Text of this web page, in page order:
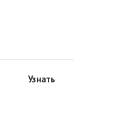
Узнать